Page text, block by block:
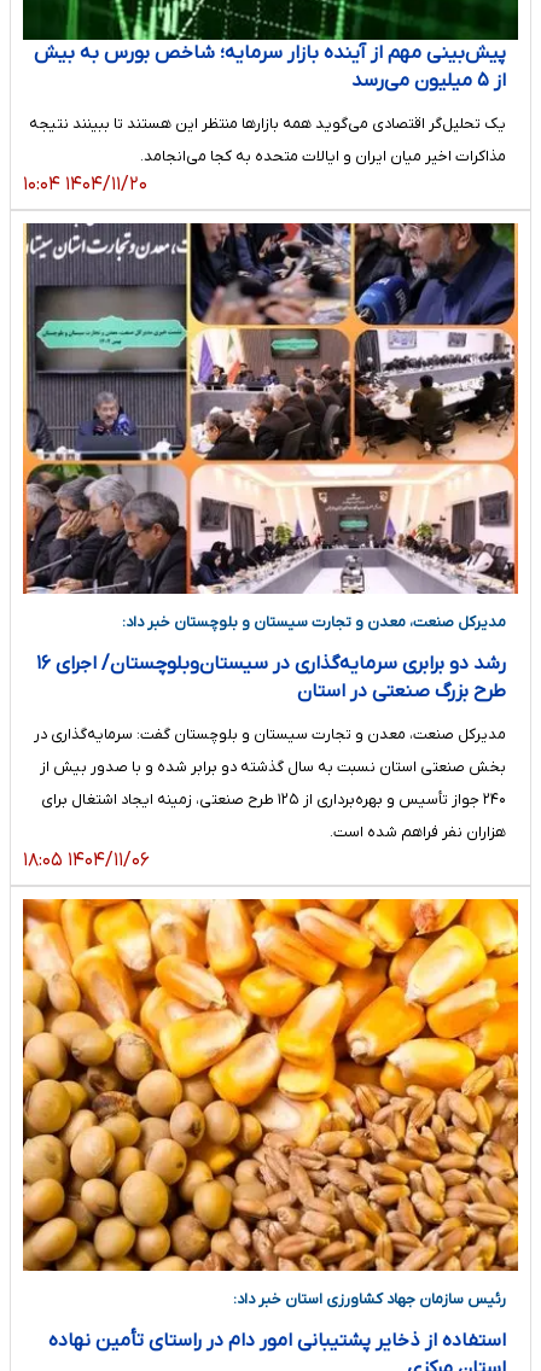
پیش‌بینی مهم از آینده بازار سرمایه؛ شاخص بورس به بیش
از ۵ میلیون می‌رسد
یک تحلیل‌گر اقتصادی می‌گوید همه بازارها منتظر این هستند تا ببینند نتیجه
مذاکرات اخیر میان ایران و ایالات متحده به کجا می‌انجامد.
۱۴۰۴/۱۱/۲۰ ۱۰:۰۴
مدیرکل صنعت، معدن و تجارت سیستان و بلوچستان خبر داد:
رشد دو برابری سرمایه‌گذاری در سیستان‌وبلوچستان/ اجرای ۱۶
طرح بزرگ صنعتی در استان
مدیرکل صنعت، معدن و تجارت سیستان و بلوچستان گفت: سرمایه‌گذاری در
بخش صنعتی استان نسبت به سال گذشته دو برابر شده و با صدور بیش از
۲۴۰ جواز تأسیس و بهره‌برداری از ۱۲۵ طرح صنعتی، زمینه ایجاد اشتغال برای
هزاران نفر فراهم شده است.
۱۴۰۴/۱۱/۰۶ ۱۸:۰۵
رئیس سازمان جهاد کشاورزی استان خبر داد:
استفاده از ذخایر پشتیبانی امور دام در راستای تأمین نهاده